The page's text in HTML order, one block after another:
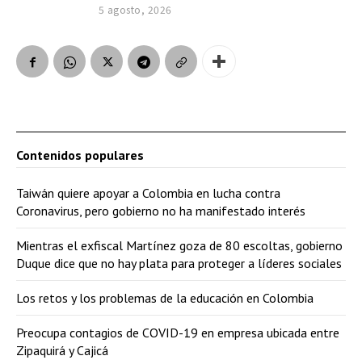
5 agosto, 2026
Contenidos populares
Taiwán quiere apoyar a Colombia en lucha contra
Coronavirus, pero gobierno no ha manifestado interés
Mientras el exfiscal Martínez goza de 80 escoltas, gobierno
Duque dice que no hay plata para proteger a líderes sociales
Los retos y los problemas de la educación en Colombia
Preocupa contagios de COVID-19 en empresa ubicada entre
Zipaquirá y Cajicá